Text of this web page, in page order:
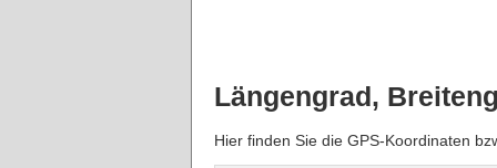
Längengrad,
Hier finden Sie die GPS-Koordinaten